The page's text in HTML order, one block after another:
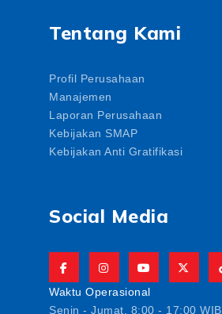
Tentang Kami
Profil Perusahaan
Manajemen
Laporan Perusahaan
Kebijakan SMAP
Kebijakan Anti Gratifikasi
Social Media
Waktu Operasional
Senin - Jumat. 8:00 - 17:00 WIB